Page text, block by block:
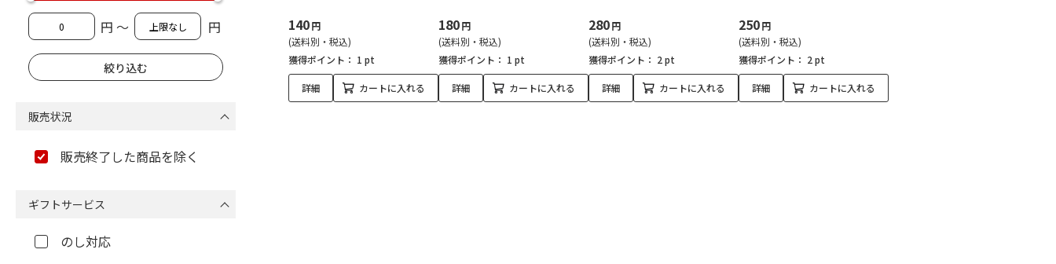
140円
(送料別・税込)
獲得ポイント： 1 pt
詳細 カートに入れる
180円
(送料別・税込)
獲得ポイント： 1 pt
詳細 カートに入れる
280円
(送料別・税込)
獲得ポイント： 2 pt
詳細 カートに入れる
250円
(送料別・税込)
獲得ポイント： 2 pt
詳細 カートに入れる
円 ～ 円
販売状況
販売終了した商品を除く
ギフトサービス
のし対応